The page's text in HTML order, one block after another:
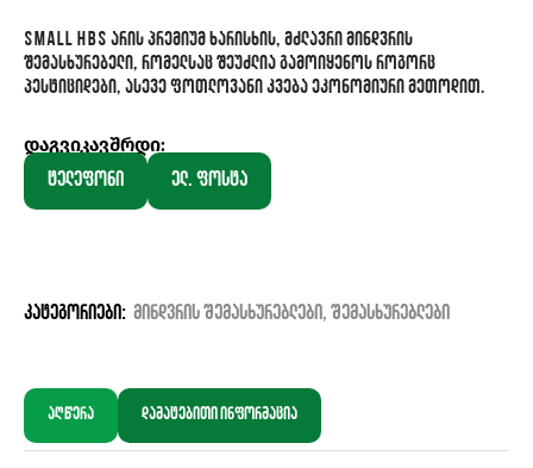
SMALL HBS არის პრემიუმ ხარისხის, მძლავრი მინდვრის
შემასხურებელი, რომელსაც შეუძლია გამოიყენოს როგორც
პესტიციდები, ასევე ფოთლოვანი კვება ეკონომიური მეთოდით.
დაგვიკავშრდი:
ტელეფონი
ელ. ფოსტა
კატეგორიები: მინდვრის შემასხურებლები, შემასხურებლები
აღწერა დამატებითი ინფორმაცია